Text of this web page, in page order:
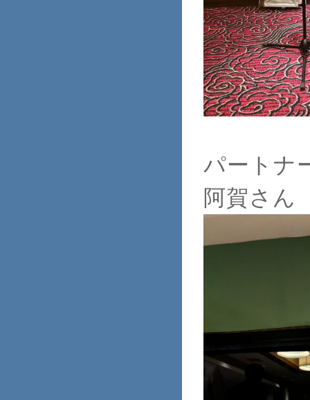
パートナ
阿賀さん